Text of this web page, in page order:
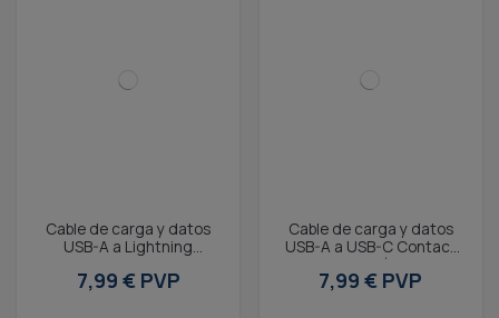
Cable de carga y datos
USB-A a Lightning
rápida, 1 m, Blanco
7,99 € PVP
Cable de carga y datos
USB-A a USB-C Contact
20 W, Carga rápida, 1 m,
blanco
7,99 € PVP